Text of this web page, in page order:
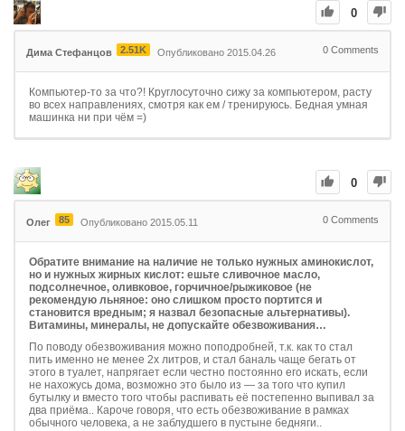
0
Дима Стефанцов 2.51K Опубликовано 2015.04.26 0 Comments
Компьютер-то за что?! Круглосуточно сижу за компьютером, расту
во всех направлениях, смотря как ем / тренируюсь. Бедная умная
машинка ни при чём =)
0
Олег 85 Опубликовано 2015.05.11 0 Comments
Обратите внимание на наличие не только нужных аминокислот,
но и нужных жирных кислот: ешьте сливочное масло,
подсолнечное, оливковое, горчичное/рыжиковое (не
рекомендую льняное: оно слишком просто портится и
становится вредным; я назвал безопасные альтернативы).
Витамины, минералы, не допускайте обезвоживания…
По поводу обезвоживания можно поподробней, т.к. как то стал
пить именно не менее 2х литров, и стал баналь чаще бегать от
этого в туалет, напрягает если честно постоянно его искать, если
не нахожусь дома, возможно это было из — за того что купил
бутылку и вместо того чтобы распивать её постепенно выпивал за
два приёма.. Кароче говоря, что есть обезвоживание в рамках
обычного человека, а не заблудшего в пустыне бедняги..